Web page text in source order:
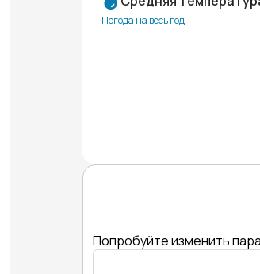
Погода на весь год
Попробуйте изменить